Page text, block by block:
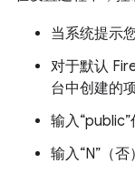
当系统提示
对于默认
台中创建的项
输入“public”
输入“N”（否